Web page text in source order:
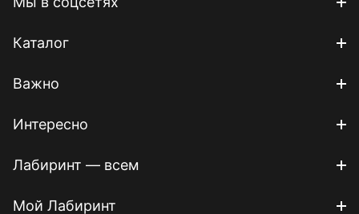
Каталог
Важно
Интересно
Лабиринт — всем
Мой Лабиринт